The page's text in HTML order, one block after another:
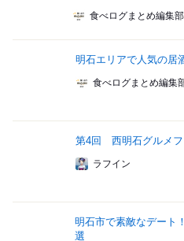
食べログまとめ編集部
明石エリアで人気の居
食べログまとめ編集
第4回 西明石グルメフ
ラフイン
明石市で素敵なデート
選